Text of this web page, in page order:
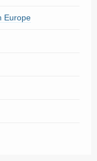
Europe